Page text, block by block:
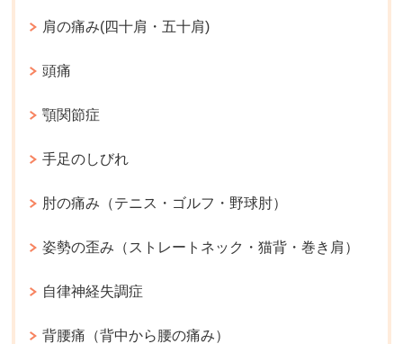
肩の痛み(四十肩・五十肩)
頭痛
顎関節症
手足のしびれ
肘の痛み（テニス・ゴルフ・野球肘）
姿勢の歪み（ストレートネック・猫背・巻き肩）
自律神経失調症
背腰痛（背中から腰の痛み）